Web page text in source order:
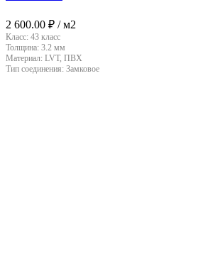
2 600.00 ₽ / м2
Класс: 43 класс
Толщина: 3.2 мм
Материал: LVT, ПВХ
Тип соединения: Замковое